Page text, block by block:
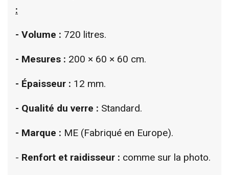
:
- Volume : 720 litres.
- Mesures : 200 × 60 × 60 cm.
- Épaisseur : 12 mm.
- Qualité du verre : Standard.
- Marque : ME (Fabriqué en Europe).
- Renfort et raidisseur : comme sur la photo.